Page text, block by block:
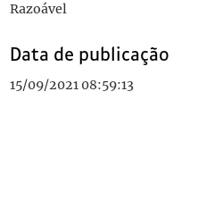
Razoável
Data de publicação
15/09/2021 08:59:13